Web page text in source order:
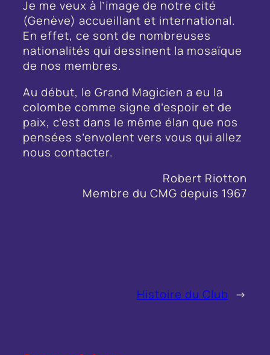
Je me veux à l’image de notre cité
(Genève) accueillant et international.
En effet, ce sont de nombreuses
nationalités qui dessinent la mosaïque
de nos membres.
Au début, le Grand Magicien a eu la
colombe comme signe d’espoir et de
paix, c’est dans le même élan que nos
pensées s’envolent vers vous qui allez
nous contacter.
Robert Riotton
Membre du CMG depuis 1967
Histoire du Club →